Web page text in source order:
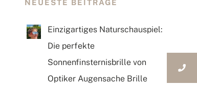
NEUESTE BEITRÄGE
Einzigartiges Naturschauspiel:
Die perfekte
Sonnenfinsternisbrille von
Optiker Augensache Brille